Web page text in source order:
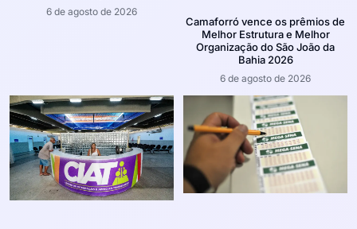
6 de agosto de 2026
Camaforró vence os prêmios de
Melhor Estrutura e Melhor
Organização do São João da
Bahia 2026
6 de agosto de 2026